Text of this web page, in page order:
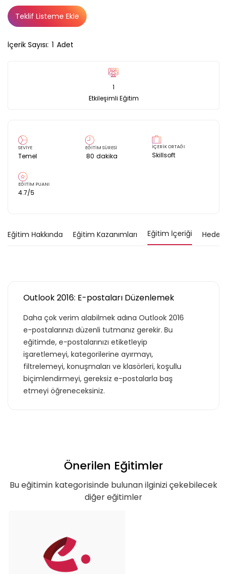
İçerik Sayısı: 1 Adet
1
Etkileşimli Eğitim
SEVİYE
Temel
EĞİTİM SÜRESİ
80 dakika
İÇERİK ORTAĞI
Skillsoft
EĞİTİM PUANI
4.7/5
Teklif Listeme Ekle
Eğitim Hakkında Eğitim Kazanımları Eğitim İçeriği Hedef
Outlook 2016: E-postaları Düzenlemek
Daha çok verim alabilmek adına Outlook 2016
e-postalarınızı düzenli tutmanız gerekir. Bu
eğitimde, e-postalarınızı etiketleyip
işaretlemeyi, kategorilerine ayırmayı,
filtrelemeyi, konuşmaları ve klasörleri, koşullu
biçimlendirmeyi, gereksiz e-postalarla baş
etmeyi öğreneceksiniz.
Önerilen Eğitimler
Bu eğitimin kategorisinde bulunan ilginizi çekebilecek
diğer eğitimler